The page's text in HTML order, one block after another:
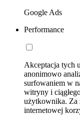
Google Ads
Performance
Akceptacja tych
anonimowo
surfowaniem w
witryny i
użytkownika. Za
internetowej